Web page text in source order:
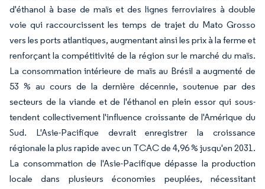
d'éthanol à base de maïs et des lignes ferroviaires à double
voie qui raccourcissent les temps de trajet du Mato Grosso
vers les ports atlantiques, augmentant ainsi les prix à la ferme et
renforçant la compétitivité de la région sur le marché du maïs.
La consommation intérieure de maïs au Brésil a augmenté de
53 % au cours de la dernière décennie, soutenue par des
secteurs de la viande et de l'éthanol en plein essor qui sous-
tendent collectivement l'influence croissante de l'Amérique du
Sud. L'Asie-Pacifique devrait enregistrer la croissance
régionale la plus rapide avec un TCAC de 4,96 % jusqu'en 2031.
La consommation de l'Asie-Pacifique dépasse la production
locale dans plusieurs économies peuplées, nécessitant